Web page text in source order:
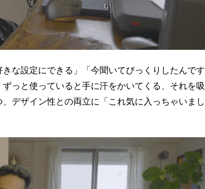
な設定にできる」「今聞いてびっくりしたんです
っと使っていると手に汗をかいてくる、それを吸
デザイン性との両立に「これ気に入っちゃいまし